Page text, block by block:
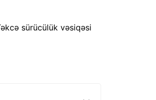
sürücülük vəsiqəsi